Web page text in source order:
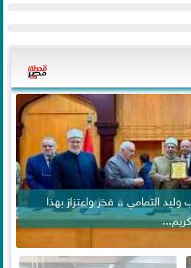
وليد التمامي .. فخر واعتزاز بهذا